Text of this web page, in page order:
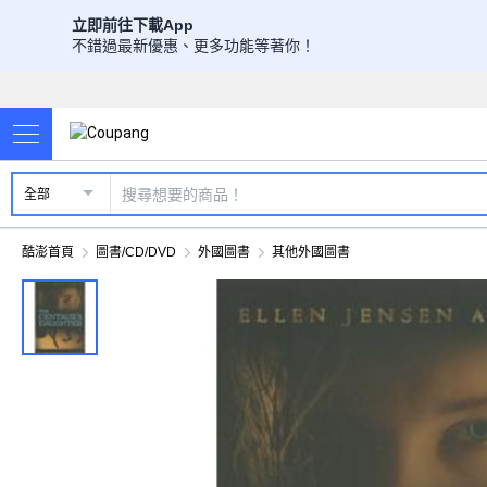
立即前往下載App
不錯過最新優惠、更多功能等著你！
全部
酷澎首頁 圖書/CD/DVD 外國圖書 其他外國圖書